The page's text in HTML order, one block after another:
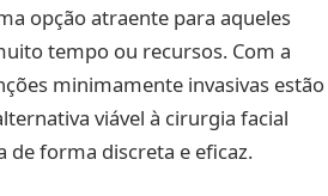
opção atraente para aqueles
tempo ou recursos. Com a
minimamente invasivas estão
viável à cirurgia facial
de forma discreta e eficaz.